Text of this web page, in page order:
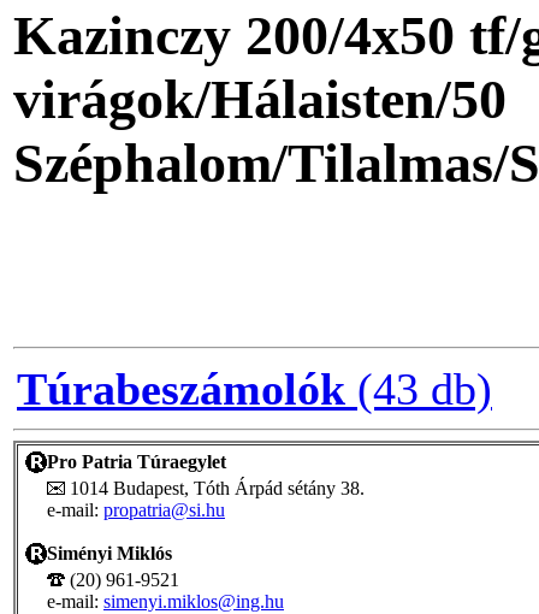
Kazinczy 200/4x50 tf/
virágok/Hálaisten/50
Széphalom/Tilalmas/
Túrabeszámolók (43 db)
Pro Patria Túraegylet
1014 Budapest, Tóth Árpád sétány 38.
e-mail: propatria@si.hu
Siményi Miklós
(20) 961-9521
e-mail: simenyi.miklos@ing.hu